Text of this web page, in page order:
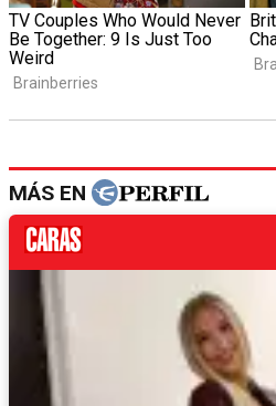
MÁS EN